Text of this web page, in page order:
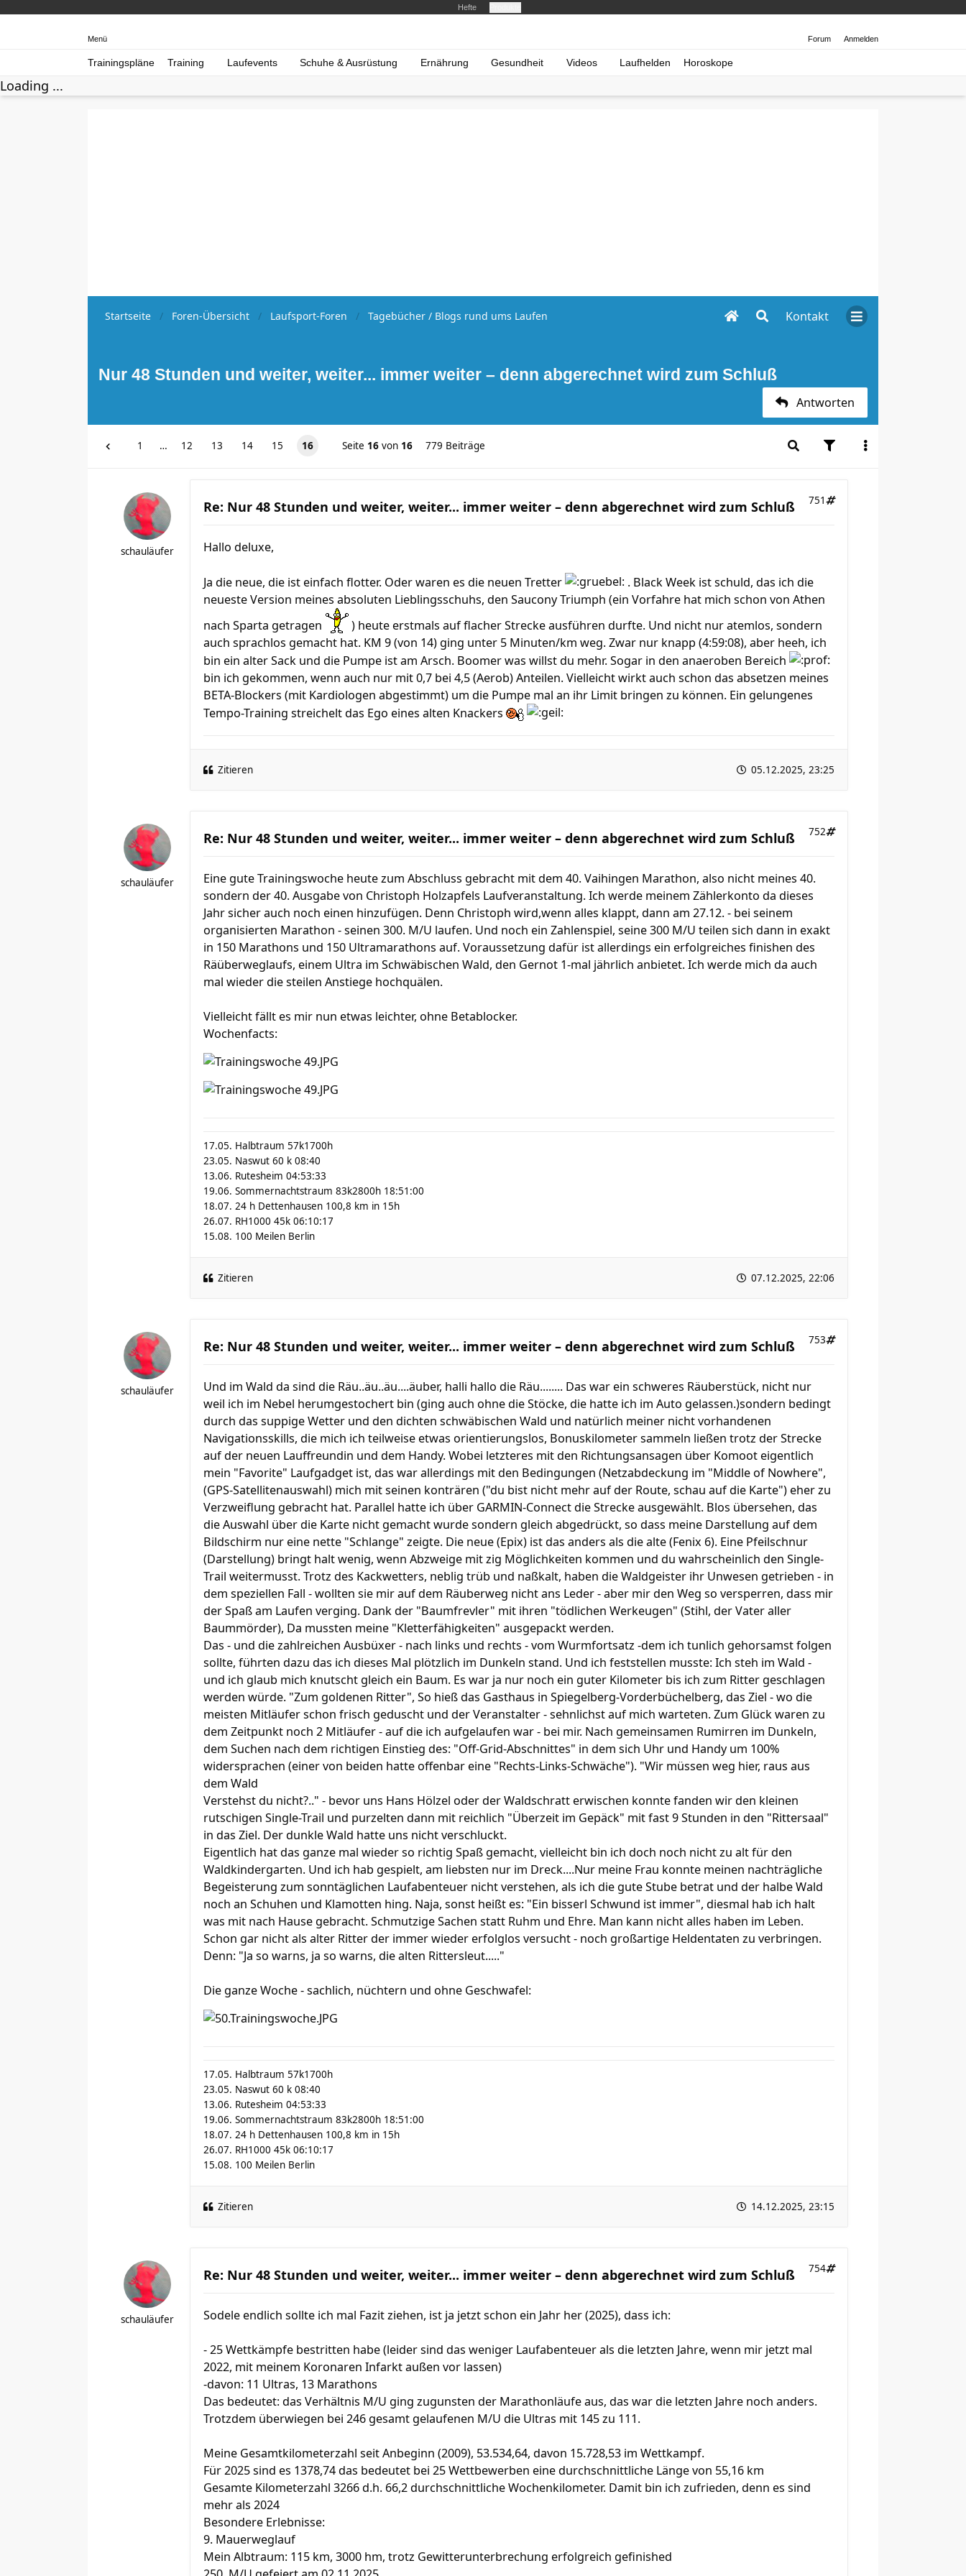
Hefte
Forum Anmelden
Menü
Trainingspläne Training Laufevents Schuhe & Ausrüstung Ernährung Gesundheit Videos Laufhelden Horoskope
Loading ...
Kontakt
Startseite Foren-Übersicht Laufsport-Foren Tagebücher / Blogs rund ums Laufen
Nur 48 Stunden und weiter, weiter... immer weiter – denn abgerechnet wird zum Schluß
Antworten
1 … 12 13 14 15 16 Seite 16 von 16 779 Beiträge
schauläufer
Re: Nur 48 Stunden und weiter, weiter... immer weiter – denn abgerechnet wird zum Schluß 751
Hallo deluxe,
Ja die neue, die ist einfach flotter. Oder waren es die neuen Tretter
. Black Week ist schuld, das ich die
neueste Version meines absoluten Lieblingsschuhs, den Saucony Triumph (ein Vorfahre hat mich schon von Athen
nach Sparta getragen
) heute erstmals auf flacher Strecke ausführen durfte. Und nicht nur atemlos, sondern
auch sprachlos gemacht hat. KM 9 (von 14) ging unter 5 Minuten/km weg. Zwar nur knapp (4:59:08), aber heeh, ich
bin ein alter Sack und die Pumpe ist am Arsch. Boomer was willst du mehr. Sogar in den anaeroben Bereich
bin ich gekommen, wenn auch nur mit 0,7 bei 4,5 (Aerob) Anteilen. Vielleicht wirkt auch schon das absetzen meines
BETA-Blockers (mit Kardiologen abgestimmt) um die Pumpe mal an ihr Limit bringen zu können. Ein gelungenes
Tempo-Training streichelt das Ego eines alten Knackers
Zitieren 05.12.2025, 23:25
schauläufer
Re: Nur 48 Stunden und weiter, weiter... immer weiter – denn abgerechnet wird zum Schluß 752
Eine gute Trainingswoche heute zum Abschluss gebracht mit dem 40. Vaihingen Marathon, also nicht meines 40.
sondern der 40. Ausgabe von Christoph Holzapfels Laufveranstaltung. Ich werde meinem Zählerkonto da dieses
Jahr sicher auch noch einen hinzufügen. Denn Christoph wird,wenn alles klappt, dann am 27.12. - bei seinem
organisierten Marathon - seinen 300. M/U laufen. Und noch ein Zahlenspiel, seine 300 M/U teilen sich dann in exakt
in 150 Marathons und 150 Ultramarathons auf. Voraussetzung dafür ist allerdings ein erfolgreiches finishen des
Räüberweglaufs, einem Ultra im Schwäbischen Wald, den Gernot 1-mal jährlich anbietet. Ich werde mich da auch
mal wieder die steilen Anstiege hochquälen.
Vielleicht fällt es mir nun etwas leichter, ohne Betablocker.
Wochenfacts:
17.05. Halbtraum 57k1700h
23.05. Naswut 60 k 08:40
13.06. Rutesheim 04:53:33
19.06. Sommernachtstraum 83k2800h 18:51:00
18.07. 24 h Dettenhausen 100,8 km in 15h
26.07. RH1000 45k 06:10:17
15.08. 100 Meilen Berlin
Zitieren 07.12.2025, 22:06
schauläufer
Re: Nur 48 Stunden und weiter, weiter... immer weiter – denn abgerechnet wird zum Schluß 753
Und im Wald da sind die Räu..äu..äu....äuber, halli hallo die Räu........ Das war ein schweres Räuberstück, nicht nur
weil ich im Nebel herumgestochert bin (ging auch ohne die Stöcke, die hatte ich im Auto gelassen.)sondern bedingt
durch das suppige Wetter und den dichten schwäbischen Wald und natürlich meiner nicht vorhandenen
Navigationsskills, die mich ich teilweise etwas orientierungslos, Bonuskilometer sammeln ließen trotz der Strecke
auf der neuen Lauffreundin und dem Handy. Wobei letzteres mit den Richtungsansagen über Komoot eigentlich
mein "Favorite" Laufgadget ist, das war allerdings mit den Bedingungen (Netzabdeckung im "Middle of Nowhere",
(GPS-Satellitenauswahl) mich mit seinen konträren ("du bist nicht mehr auf der Route, schau auf die Karte") eher zu
Verzweiflung gebracht hat. Parallel hatte ich über GARMIN-Connect die Strecke ausgewählt. Blos übersehen, das
die Auswahl über die Karte nicht gemacht wurde sondern gleich abgedrückt, so dass meine Darstellung auf dem
Bildschirm nur eine nette "Schlange" zeigte. Die neue (Epix) ist das anders als die alte (Fenix 6). Eine Pfeilschnur
(Darstellung) bringt halt wenig, wenn Abzweige mit zig Möglichkeiten kommen und du wahrscheinlich den Single-
Trail weitermusst. Trotz des Kackwetters, neblig trüb und naßkalt, haben die Waldgeister ihr Unwesen getrieben - in
dem speziellen Fall - wollten sie mir auf dem Räuberweg nicht ans Leder - aber mir den Weg so versperren, dass mir
der Spaß am Laufen verging. Dank der "Baumfrevler" mit ihren "tödlichen Werkeugen" (Stihl, der Vater aller
Baummörder), Da mussten meine "Kletterfähigkeiten" ausgepackt werden.
Das - und die zahlreichen Ausbüxer - nach links und rechts - vom Wurmfortsatz -dem ich tunlich gehorsamst folgen
sollte, führten dazu das ich dieses Mal plötzlich im Dunkeln stand. Und ich feststellen musste: Ich steh im Wald -
und ich glaub mich knutscht gleich ein Baum. Es war ja nur noch ein guter Kilometer bis ich zum Ritter geschlagen
werden würde. "Zum goldenen Ritter", So hieß das Gasthaus in Spiegelberg-Vorderbüchelberg, das Ziel - wo die
meisten Mitläufer schon frisch geduscht und der Veranstalter - sehnlichst auf mich warteten. Zum Glück waren zu
dem Zeitpunkt noch 2 Mitläufer - auf die ich aufgelaufen war - bei mir. Nach gemeinsamen Rumirren im Dunkeln,
dem Suchen nach dem richtigen Einstieg des: "Off-Grid-Abschnittes" in dem sich Uhr und Handy um 100%
widersprachen (einer von beiden hatte offenbar eine "Rechts-Links-Schwäche"). "Wir müssen weg hier, raus aus
dem Wald
Verstehst du nicht?.." - bevor uns Hans Hölzel oder der Waldschratt erwischen konnte fanden wir den kleinen
rutschigen Single-Trail und purzelten dann mit reichlich "Überzeit im Gepäck" mit fast 9 Stunden in den "Rittersaal"
in das Ziel. Der dunkle Wald hatte uns nicht verschluckt.
Eigentlich hat das ganze mal wieder so richtig Spaß gemacht, vielleicht bin ich doch noch nicht zu alt für den
Waldkindergarten. Und ich hab gespielt, am liebsten nur im Dreck....Nur meine Frau konnte meinen nachträgliche
Begeisterung zum sonntäglichen Laufabenteuer nicht verstehen, als ich die gute Stube betrat und der halbe Wald
noch an Schuhen und Klamotten hing. Naja, sonst heißt es: "Ein bisserl Schwund ist immer", diesmal hab ich halt
was mit nach Hause gebracht. Schmutzige Sachen statt Ruhm und Ehre. Man kann nicht alles haben im Leben.
Schon gar nicht als alter Ritter der immer wieder erfolglos versucht - noch großartige Heldentaten zu verbringen.
Denn: "Ja so warns, ja so warns, die alten Rittersleut....."
Die ganze Woche - sachlich, nüchtern und ohne Geschwafel:
17.05. Halbtraum 57k1700h
23.05. Naswut 60 k 08:40
13.06. Rutesheim 04:53:33
19.06. Sommernachtstraum 83k2800h 18:51:00
18.07. 24 h Dettenhausen 100,8 km in 15h
26.07. RH1000 45k 06:10:17
15.08. 100 Meilen Berlin
Zitieren 14.12.2025, 23:15
schauläufer
Re: Nur 48 Stunden und weiter, weiter... immer weiter – denn abgerechnet wird zum Schluß 754
Sodele endlich sollte ich mal Fazit ziehen, ist ja jetzt schon ein Jahr her (2025), dass ich:
- 25 Wettkämpfe bestritten habe (leider sind das weniger Laufabenteuer als die letzten Jahre, wenn mir jetzt mal
2022, mit meinem Koronaren Infarkt außen vor lassen)
-davon: 11 Ultras, 13 Marathons
Das bedeutet: das Verhältnis M/U ging zugunsten der Marathonläufe aus, das war die letzten Jahre noch anders.
Trotzdem überwiegen bei 246 gesamt gelaufenen M/U die Ultras mit 145 zu 111.
Meine Gesamtkilometerzahl seit Anbeginn (2009), 53.534,64, davon 15.728,53 im Wettkampf.
Für 2025 sind es 1378,74 das bedeutet bei 25 Wettbewerben eine durchschnittliche Länge von 55,16 km
Gesamte Kilometerzahl 3266 d.h. 66,2 durchschnittliche Wochenkilometer. Damit bin ich zufrieden, denn es sind
mehr als 2024
Besondere Erlebnisse:
9. Mauerweglauf
Mein Albtraum: 115 km, 3000 hm, trotz Gewitterunterbrechung erfolgreich gefinished